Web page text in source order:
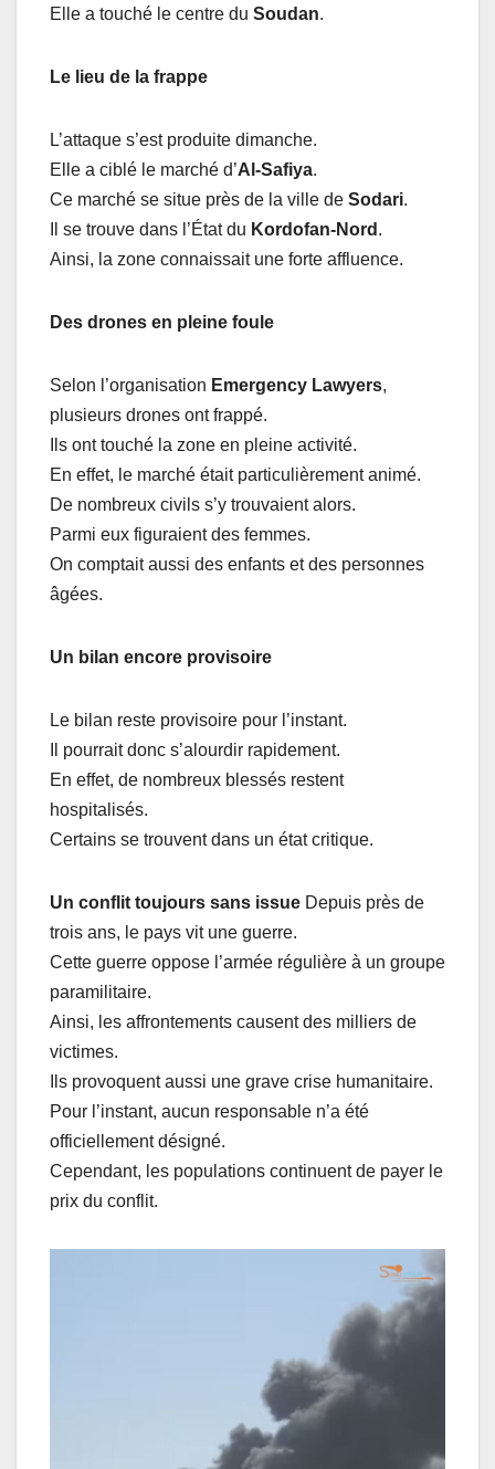
Elle a touché le centre du Soudan.
Le lieu de la frappe
L’attaque s’est produite dimanche.
Elle a ciblé le marché d’Al-Safiya.
Ce marché se situe près de la ville de Sodari.
Il se trouve dans l’État du Kordofan-Nord .
Ainsi, la zone connaissait une forte affluence.
Des drones en pleine foule
Selon l’organisation Emergency Lawyers,
plusieurs drones ont frappé.
Ils ont touché la zone en pleine activité.
En effet, le marché était particulièrement animé.
De nombreux civils s’y trouvaient alors.
Parmi eux figuraient des femmes.
On comptait aussi des enfants et des personnes
âgées.
Un bilan encore provisoire
Le bilan reste provisoire pour l’instant.
Il pourrait donc s’alourdir rapidement.
En effet, de nombreux blessés restent
hospitalisés.
Certains se trouvent dans un état critique.
Un conflit toujours sans issue Depuis près de
trois ans, le pays vit une guerre.
Cette guerre oppose l’armée régulière à un groupe
paramilitaire.
Ainsi, les affrontements causent des milliers de
victimes.
Ils provoquent aussi une grave crise humanitaire.
Pour l’instant, aucun responsable n’a été
officiellement désigné.
Cependant, les populations continuent de payer le
prix du conflit.